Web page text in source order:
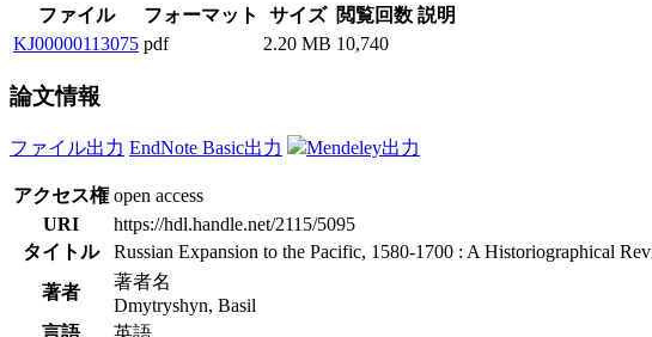
ファイル フォーマット サイズ 閲覧回数 説明
KJ00000113075 pdf 2.20 MB 10,740
論文情報
ファイル出力 EndNote Basic出力 Mendeley出力
アクセス権 open access
URI
https://hdl.handle.net/2115/5095
タイトル
Russian Expansion to the Pacific, 1580-1700 : A Historiographical
著者
著者名
Dmytryshyn, Basil
言語
英語